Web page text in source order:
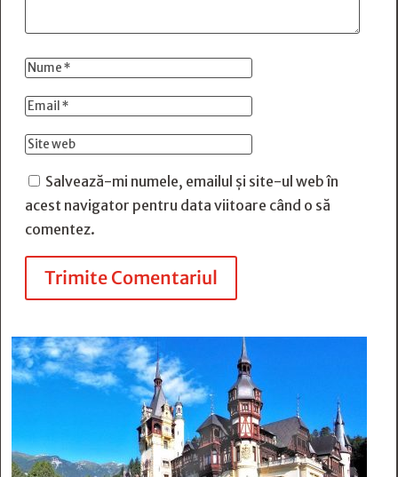
Salvează-mi numele, emailul și site-ul web în
acest navigator pentru data viitoare când o să
comentez.
Trimite Comentariul